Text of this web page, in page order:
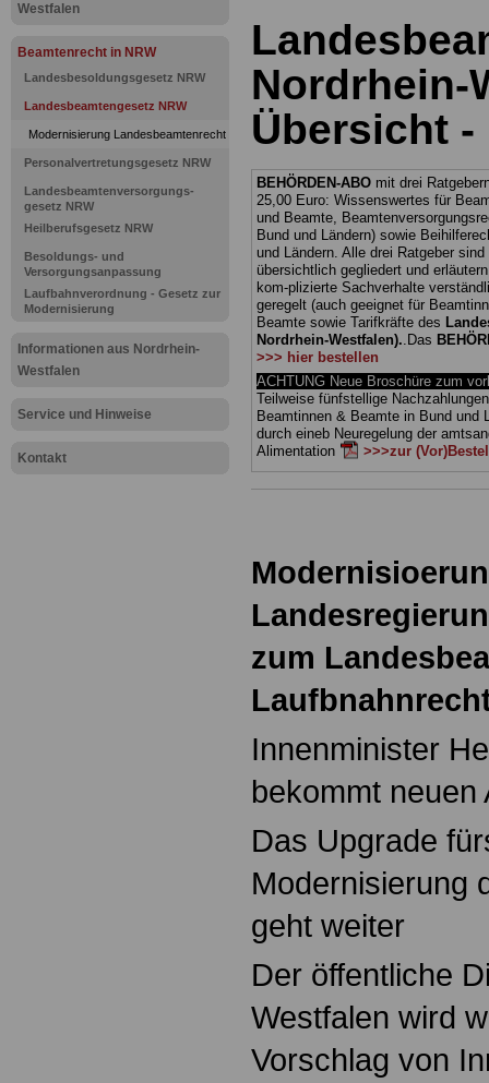
Westfalen
Beamtenrecht in NRW
Landesbesoldungsgesetz NRW
Landesbeamtengesetz NRW
Modernisierung Landesbeamtenrecht
Personalvertretungsgesetz NRW
Landesbeamtenversorgungs-
gesetz NRW
Heilberufsgesetz NRW
Besoldungs- und
Versorgungsanpassung
Laufbahnverordnung - Gesetz zur
Modernisierung
Informationen aus Nordrhein-
Westfalen
Service und Hinweise
Kontakt
Nordrhein-
Übersicht -
BEHÖRDEN-ABO mit drei
25,00 Euro: Wissenswertes für
und Beamte,
Bund und Ländern) sowie
und Ländern. Alle drei Ratgeber sind
übersichtlich gegliedert und
kom-plizierte Sachverhalte
geregelt (auch geeignet für
Beamte sowie Tarifkräfte des
Nordrhein-Westfalen).. Das
>>> hier bestellen
ACHTUNG Neue Broschüre zum
Teilweise fünfstellige
Beamtinnen & Beamte in Bund und
durch eineb Neuregelung der
Alimentation
>>>zur
zum
Innenminister
bekommt neuen
Das Upgrade
Modernisierung
geht weiter
Der öffentliche
Westfalen wird
Vorschlag von